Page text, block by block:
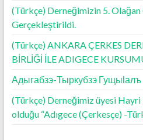
(Türkçe) Derneğimizin 5. Olağan
Gerçekleştirildi.
(Türkçe) ANKARA ÇERKES
BİRLİĞİ İLE ADIGECE
Адыгабзэ-Тыркубзэ Гущыӏалъ
(Türkçe) Derneğimiz üyesi Hayri
olduğu “Adıgece (Çerkesçe) -